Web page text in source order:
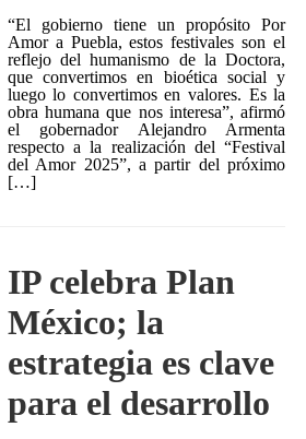
“El gobierno tiene un propósito Por
Amor a Puebla, estos festivales son el
reflejo del humanismo de la Doctora,
que convertimos en bioética social y
luego lo convertimos en valores. Es la
obra humana que nos interesa”, afirmó
el gobernador Alejandro Armenta
respecto a la realización del “Festival
del Amor 2025”, a partir del próximo
[…]
IP celebra Plan
México; la
estrategia es clave
para el desarrollo